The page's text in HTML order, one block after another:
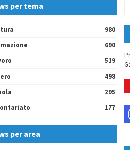
per tema
980
690
519
498
295
177
per area